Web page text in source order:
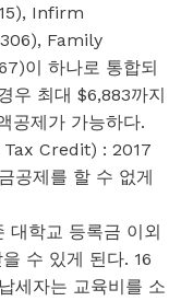
Infirm
Family
이 하나로 통합되
우 최대 $6,883까지
공제가 가능하다.
Credit) : 2017
공제를 할 수 없게
대학교 등록금 이외
수 있게 된다. 16
세자는 교육비를 소